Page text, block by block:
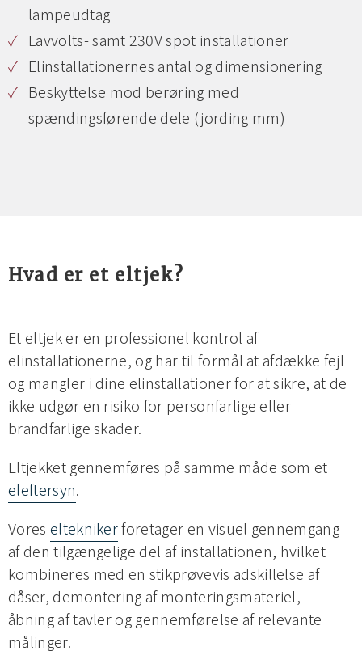
lampeudtag
Lavvolts- samt 230V spot installationer
Elinstallationernes antal og dimensionering
Beskyttelse mod berøring med
spændingsførende dele (jording mm)
Hvad er et eltjek?
Et eltjek er en professionel kontrol af
elinstallationerne, og har til formål at afdække fejl
og mangler i dine elinstallationer for at sikre, at de
ikke udgør en risiko for personfarlige eller
brandfarlige skader.
Eltjekket gennemføres på samme måde som et
eleftersyn.
Vores elteknikerforetager en visuel gennemgang
af den tilgængelige del af installationen, hvilket
kombineres med en stikprøvevis adskillelse af
dåser, demontering af monteringsmateriel,
åbning af tavler og gennemførelse af relevante
målinger.